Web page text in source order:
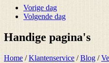
Vorige dag
Volgende dag
Handige pagina's
Home /Klantenservice /Blog /